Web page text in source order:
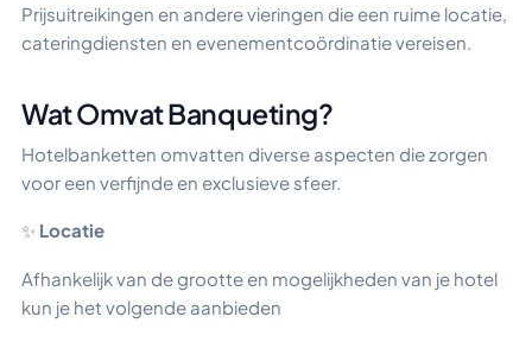
Prijsuitreikingen en andere vieringen die een ruime locatie,
cateringdiensten en evenementcoördinatie vereisen.
Wat Omvat Banqueting?
Hotelbanketten omvatten diverse aspecten die zorgen
voor een verfijnde en exclusieve sfeer.
✨ Locatie
Afhankelijk van de grootte en mogelijkheden van je hotel
kun je het volgende aanbieden